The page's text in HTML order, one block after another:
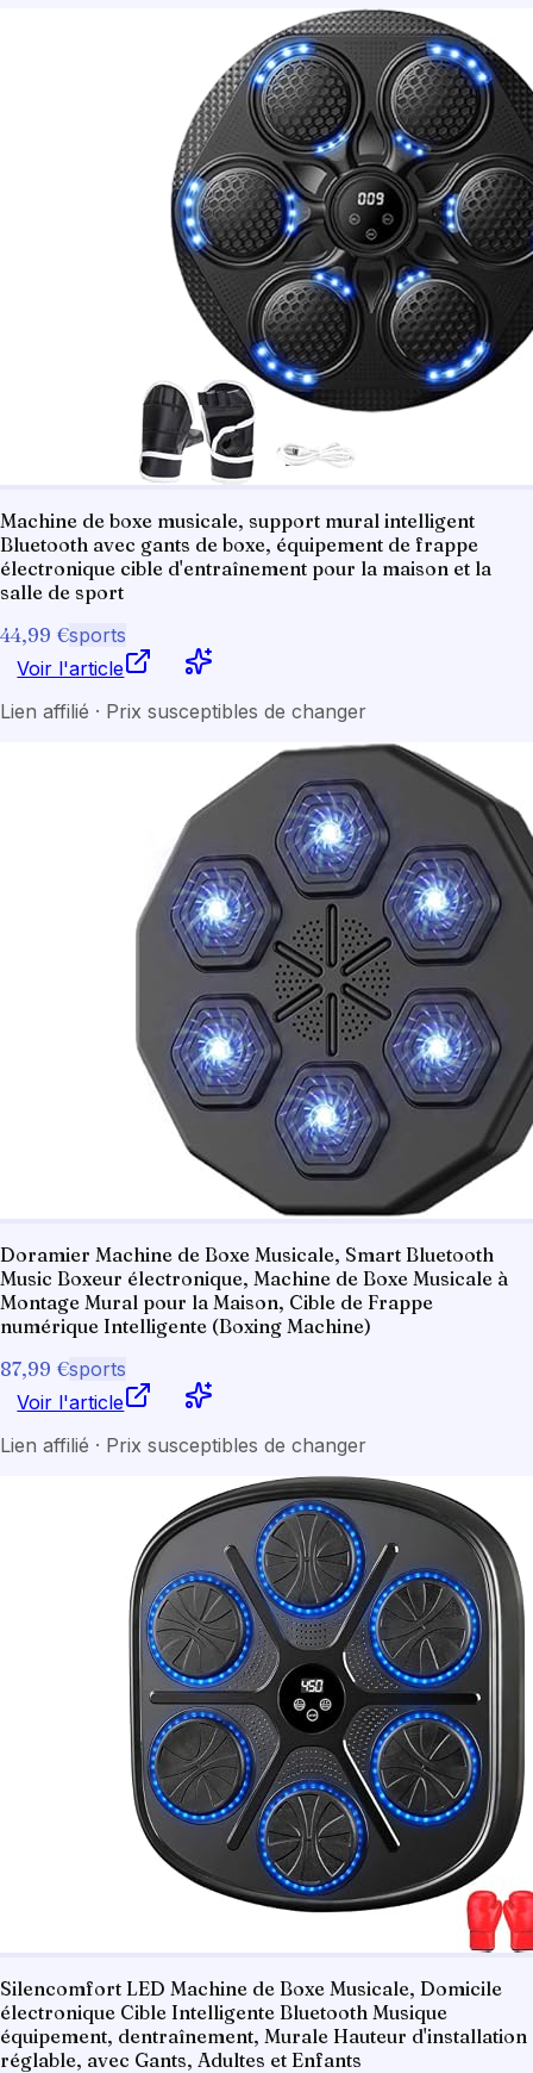
Machine de boxe musicale, support mural intelligent
Bluetooth avec gants de boxe, équipement de frappe
électronique cible d'entraînement pour la maison et la
salle de sport
44,99 €sports
Voir l'article
Lien affilié · Prix susceptibles de changer
Doramier Machine de Boxe Musicale, Smart Bluetooth
Music Boxeur électronique, Machine de Boxe Musicale à
Montage Mural pour la Maison, Cible de Frappe
numérique Intelligente (Boxing Machine)
87,99 €sports
Voir l'article
Lien affilié · Prix susceptibles de changer
Silencomfort LED Machine de Boxe Musicale, Domicile
électronique Cible Intelligente Bluetooth Musique
équipement, dentraînement, Murale Hauteur d'installation
réglable, avec Gants, Adultes et Enfants